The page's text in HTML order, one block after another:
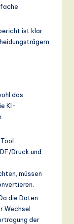
ist klar
das
KI-
Druck und
müssen
die Daten
Wechsel
der